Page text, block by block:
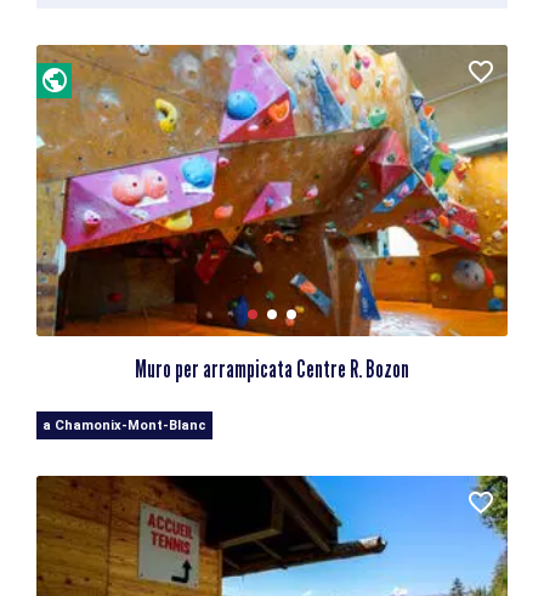
Muro per arrampicata Centre R. Bozon
a Chamonix-Mont-Blanc